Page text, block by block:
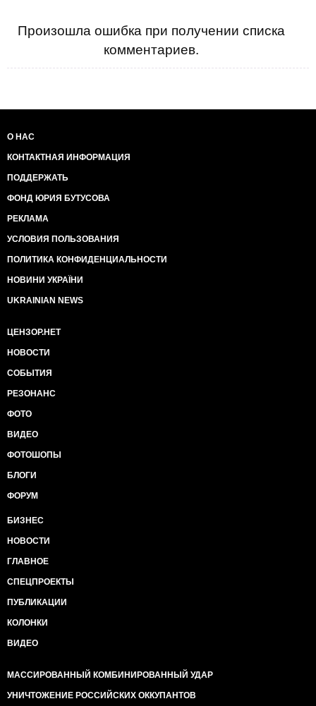
Произошла ошибка при получении списка
комментариев.
О НАС
КОНТАКТНАЯ ИНФОРМАЦИЯ
ПОДДЕРЖАТЬ
ФОНД ЮРИЯ БУТУСОВА
РЕКЛАМА
УСЛОВИЯ ПОЛЬЗОВАНИЯ
ПОЛИТИКА КОНФИДЕНЦИАЛЬНОСТИ
НОВИНИ УКРАЇНИ
UKRAINIAN NEWS
ЦЕНЗОР.НЕТ
НОВОСТИ
СОБЫТИЯ
РЕЗОНАНС
ФОТО
ВИДЕО
ФОТОШОПЫ
БЛОГИ
ФОРУМ
БИЗНЕС
НОВОСТИ
ГЛАВНОЕ
СПЕЦПРОЕКТЫ
ПУБЛИКАЦИИ
КОЛОНКИ
ВИДЕО
МАССИРОВАННЫЙ КОМБИНИРОВАННЫЙ УДАР
УНИЧТОЖЕНИЕ РОССИЙСКИХ ОККУПАНТОВ